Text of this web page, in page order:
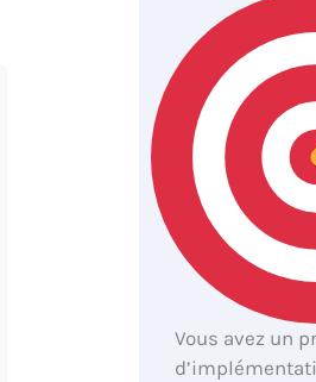
Vous avez un